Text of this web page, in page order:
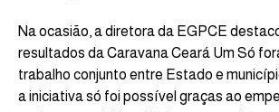
Na ocasião, a diretora da EGPCE
resultados da Caravana Ceará Um Só
trabalho conjunto entre Estado e
a iniciativa só foi possível graças ao